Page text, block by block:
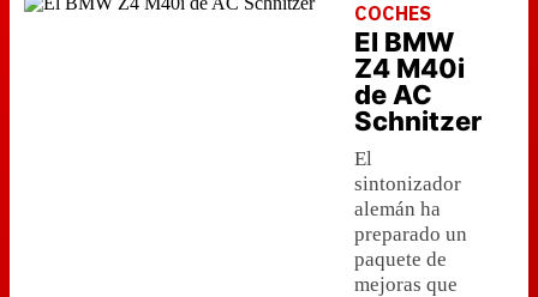
COCHES
El BMW
Z4 M40i
de AC
Schnitzer
El
sintonizador
alemán ha
preparado un
paquete de
mejoras que